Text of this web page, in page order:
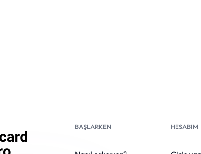
BAŞLARKEN HESABIM